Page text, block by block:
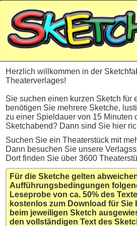
Herzlich willkommen in der
Theaterverlages!
Sie suchen einen kurzen Sketch für
benötigen Sie mehrere Sketche,
zu einer Spieldauer von 15 Minuten
Sketchabend? Dann sind Sie hier
Suchen Sie ein Theaterstück mit
Dann besuchen Sie unsere
Dort finden Sie über 3600
Für die Sketche gelten
Aufführungsbedingungen
Leseprobe von ca. 50% des
kostenlos zum Download für Sie
beim jeweiligen Sketch
den vollständigen Text des